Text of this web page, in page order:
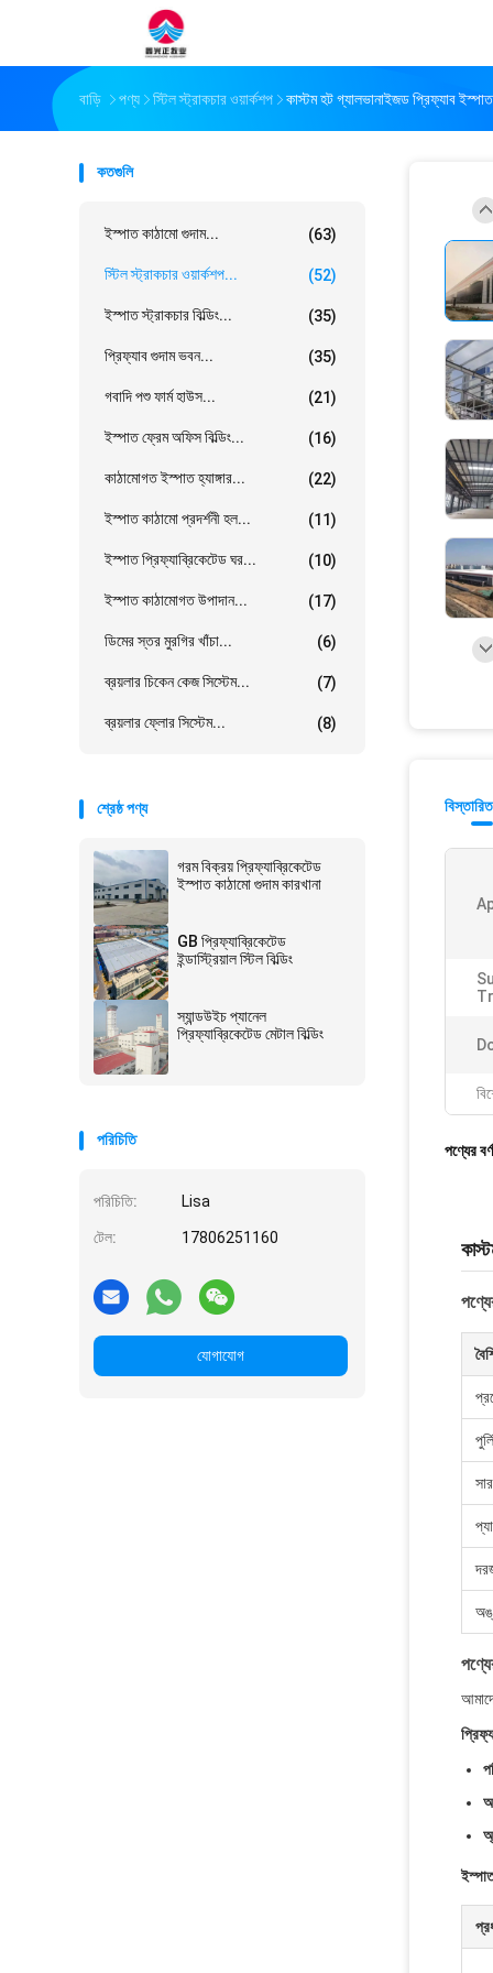
বাড়ি পণ্য স্টিল স্ট্রাকচার ওয়ার্কশপ কাস্টম হট গ্যালভানাইজড প্রিফ্যাব
কতগুলি
ইস্পাত কাঠামো গুদাম... (63)
স্টিল স্ট্রাকচার ওয়ার্কশপ... (52)
ইস্পাত স্ট্রাকচার বিল্ডিং... (35)
প্রিফ্যাব গুদাম ভবন... (35)
গবাদি পশু ফার্ম হাউস... (21)
ইস্পাত ফ্রেম অফিস বিল্ডিং... (16)
কাঠামোগত ইস্পাত হ্যাঙ্গার... (22)
ইস্পাত কাঠামো প্রদর্শনী হল... (11)
ইস্পাত প্রিফ্যাব্রিকেটেড ঘর... (10)
ইস্পাত কাঠামোগত উপাদান... (17)
ডিমের স্তর মুরগির খাঁচা... (6)
ব্রয়লার চিকেন কেজ সিস্টেম... (7)
ব্রয়লার ফ্লোর সিস্টেম... (8)
শ্রেষ্ঠ পণ্য
গরম বিক্রয় প্রিফ্যাব্রিকেটেড
ইস্পাত কাঠামো গুদাম কারখানা
GB প্রিফ্যাব্রিকেটেড
ইন্ডাস্ট্রিয়াল স্টিল বিল্ডিং
স্যান্ডউইচ প্যানেল
প্রিফ্যাব্রিকেটেড মেটাল বিল্ডিং
পরিচিতি
পরিচিতি: Lisa
টেল: 17806251160
যোগাযোগ
পণ্যের